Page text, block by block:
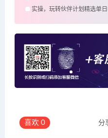
实操，玩转伙伴计划精选单
喜欢 0 分